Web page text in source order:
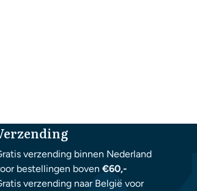
verzending binnen Nederland
bestellingen boven€60,-
verzending naar België voor